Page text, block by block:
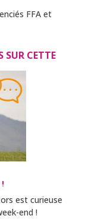
FFA et
SUR CETTE
est curieuse
end !